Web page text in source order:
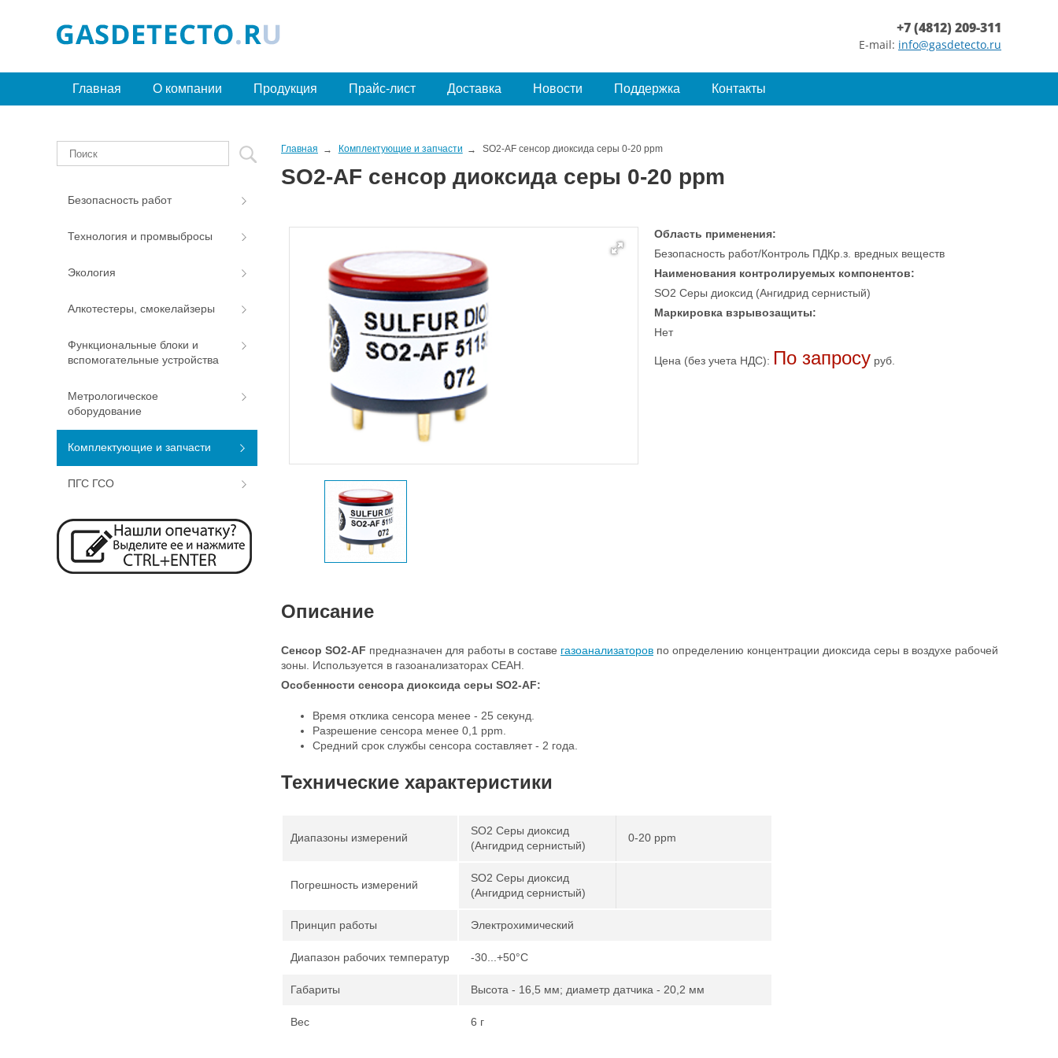
+7 (4812) 209-311
E-mail: info@gasdetecto.ru
Главная О компании Продукция Прайс-лист Доставка Новости Поддержка Контакты
Главная Комплектующие и запчасти SO2-AF сенсор диоксида серы 0-20 ppm
SO2-AF сенсор диоксида серы 0-20 ppm
Область применения:
Безопасность работ/Контроль ПДКр.з. вредных веществ
Наименования контролируемых компонентов:
SO2 Серы диоксид (Ангидрид сернистый)
Маркировка взрывозащиты:
Нет
Цена (без учета НДС): По запросу руб.
Описание
Сенсор SO2-AF предназначен для работы в составе газоанализаторов по определению концентрации диоксида серы в воздухе рабочей
зоны. Используется в газоанализаторах СЕАН.
Особенности сенсора диоксида серы SO2-AF​:
Время отклика сенсора менее - 25 секунд.
Разрешение сенсора менее 0,1 ppm.
Средний срок службы сенсора составляет - 2 года.
Технические характеристики
Диапазоны измерений
SO2 Серы диоксид
(Ангидрид сернистый)
0-20 ppm
Погрешность измерений
SO2 Серы диоксид
(Ангидрид сернистый)
Принцип работы Электрохимический
Диапазон рабочих температур -30...+50°С
Габариты Высота - 16,5 мм; диаметр датчика - 20,2 мм
Вес 6 г
Безопасность работ
Технология и промвыбросы
Экология
Алкотестеры, смокелайзеры
Функциональные блоки и
вспомогательные устройства
Метрологическое
оборудование
Комплектующие и запчасти
ПГС ГСО